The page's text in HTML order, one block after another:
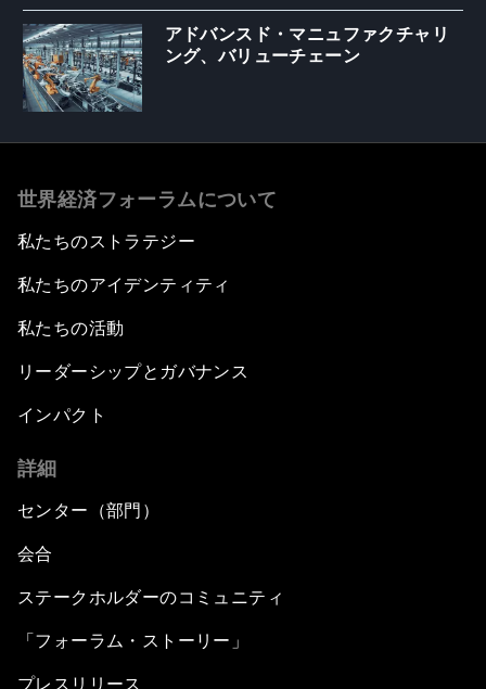
アドバンスド・マニュファクチャリ
ング、バリューチェーン
世界経済フォーラムについて
私たちのストラテジー
私たちのアイデンティティ
私たちの活動
リーダーシップとガバナンス
インパクト
詳細
センター（部門）
会合
ステークホルダーのコミュニティ
「フォーラム・ストーリー」
プレスリリース